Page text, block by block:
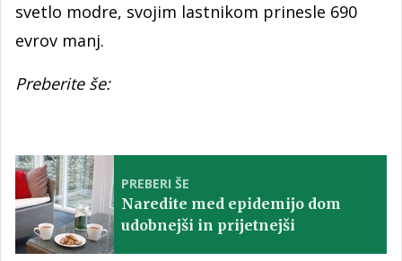
svetlo modre, svojim lastnikom prinesle 690
evrov manj.
Preberite še:
PREBERI ŠE
Naredite med epidemijo dom
udobnejši in prijetnejši